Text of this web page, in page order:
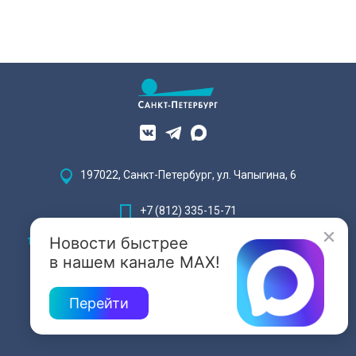
Новости быстрее
в нашем канале MAX!
Перейти
197022, Санкт-Петербург, ул. Чапыгина, 6
+7 (812) 335-15-71
Внимание! Отдельные видеоматериалы, размещенные на настоящем
сайте, могут содержать информацию, предназначенную для лиц,
достигших 18 лет.